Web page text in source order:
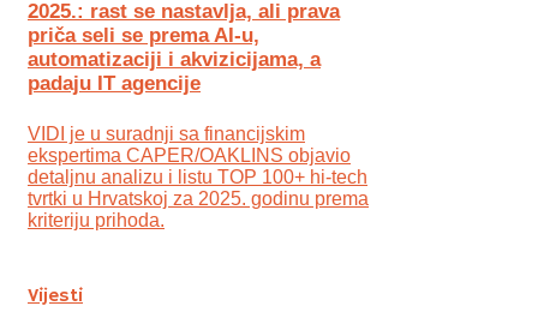
2025.: rast se nastavlja, ali prava
priča seli se prema AI-u,
automatizaciji i akvizicijama, a
padaju IT agencije
VIDI je u suradnji sa financijskim
ekspertima CAPER/OAKLINS objavio
detaljnu analizu i listu TOP 100+ hi-tech
tvrtki u Hrvatskoj za 2025. godinu prema
kriteriju prihoda.
Vijesti